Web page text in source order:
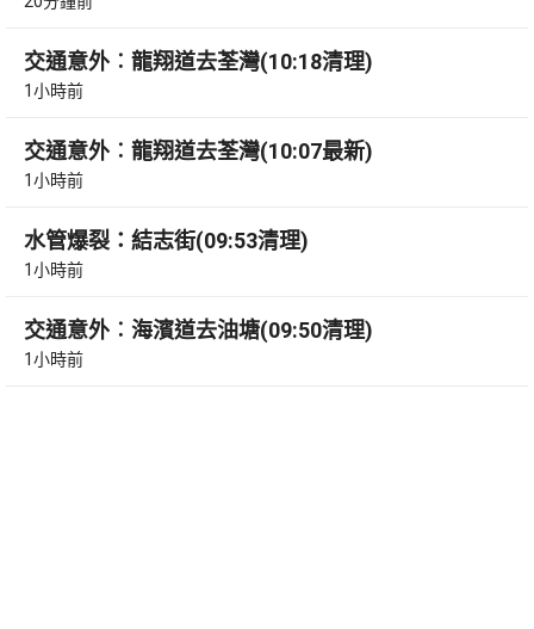
交通意外︰龍翔道去荃灣(10:18清理)
1小時前
交通意外︰龍翔道去荃灣(10:07最新)
1小時前
水管爆裂：結志街(09:53清理)
1小時前
交通意外︰海濱道去油塘(09:50清理)
1小時前